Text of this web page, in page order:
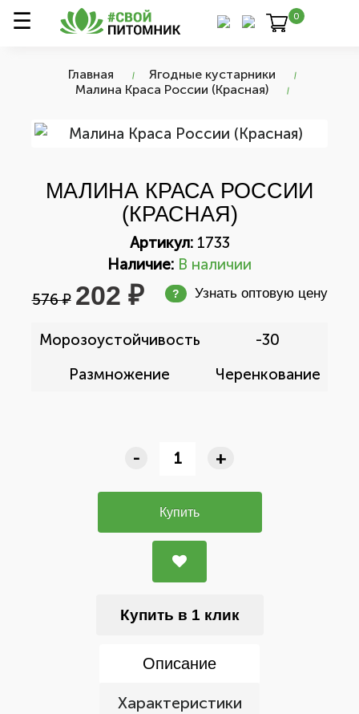
0
Главная
Ягодные кустарники
Малина Краса России (Красная)
МАЛИНА КРАСА РОССИИ
(КРАСНАЯ)
Артикул:1733
Наличие: В наличии
576 ₽ 202 ₽ ? Узнать оптовую цену
Морозоустойчивость
-30
Размножение
Черенкование
- +
Купить
Купить в 1 клик
Описание
Характеристики